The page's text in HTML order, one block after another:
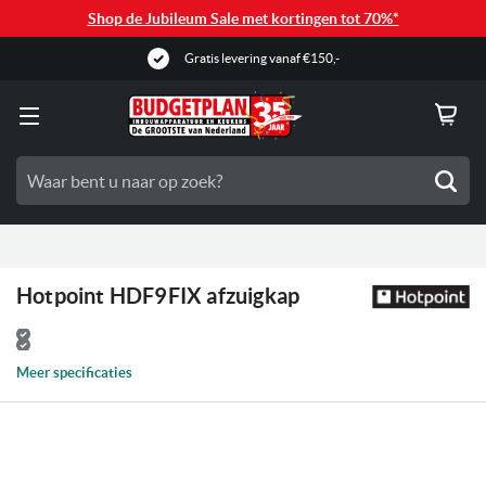
Shop de Jubileum Sale met kortingen tot 70%*
Gratis levering vanaf €150,-
Hotpoint HDF9FIX afzuigkap
Meer specificaties